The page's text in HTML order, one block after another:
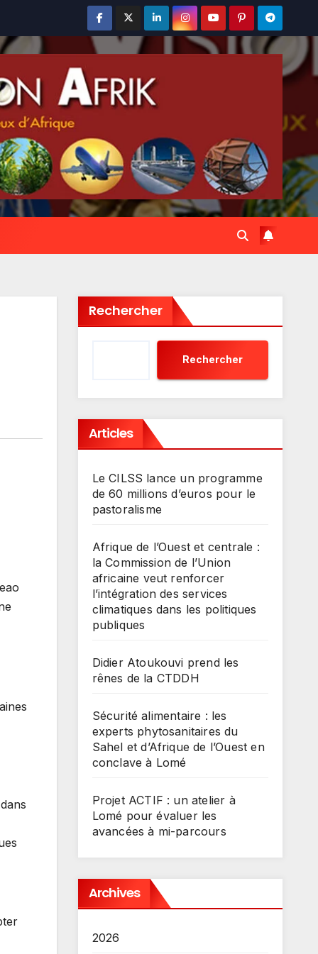
Rechercher
Rechercher
Articles
Le CILSS lance un programme
de 60 millions d’euros pour le
pastoralisme
Afrique de l’Ouest et centrale :
la Commission de l’Union
africaine veut renforcer
l’intégration des services
climatiques dans les politiques
publiques
Didier Atoukouvi prend les
rênes de la CTDDH
Sécurité alimentaire : les
experts phytosanitaires du
Sahel et d’Afrique de l’Ouest en
conclave à Lomé
Projet ACTIF : un atelier à
Lomé pour évaluer les
avancées à mi-parcours
Archives
2026